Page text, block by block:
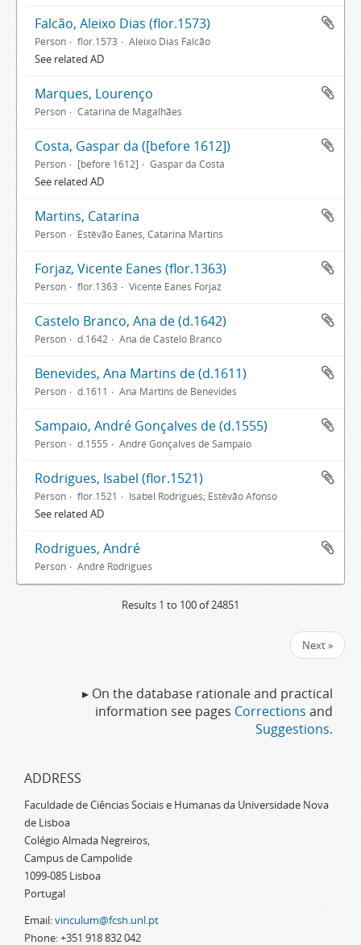
Falcão, Aleixo Dias (flor.1573)
Person flor.1573 Aleixo Dias Falcão
See related AD
Marques, Lourenço
Person Catarina de Magalhães
Costa, Gaspar da ([before 1612])
Person [before 1612] Gaspar da Costa
See related AD
Martins, Catarina
Person Estêvão Eanes, Catarina Martins
Forjaz, Vicente Eanes (flor.1363)
Person flor.1363 Vicente Eanes Forjaz
Castelo Branco, Ana de (d.1642)
Person d.1642 Ana de Castelo Branco
Benevides, Ana Martins de (d.1611)
Person d.1611 Ana Martins de Benevides
Sampaio, André Gonçalves de (d.1555)
Person d.1555 André Gonçalves de Sampaio
Rodrigues, Isabel (flor.1521)
Person flor.1521 Isabel Rodrigues; Estêvão Afonso
See related AD
Rodrigues, André
Person André Rodrigues
Results 1 to 100 of 24851
Next »
▸ On the database rationale and practical
information see pages Corrections and
Suggestions.
ADDRESS
Faculdade de Ciências Sociais e Humanas da Universidade Nova
de Lisboa
Colégio Almada Negreiros,
Campus de Campolide
1099-085 Lisboa
Portugal
Email:vinculum@fcsh.unl.pt
Phone: +351 918 832 042